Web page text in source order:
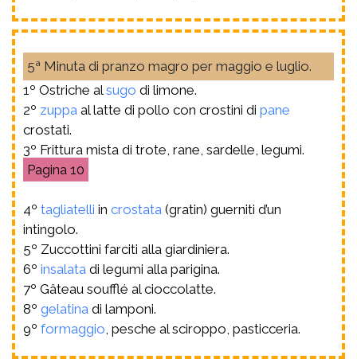
5ª Minuta di pranzo magro per maggio e luglio.
1º Ostriche alsugo di limone.
2º zuppa al latte di pollo con crostini di pane
crostati.
3º Frittura mista di trote, rane, sardelle, legumi.
10
4º tagliatelli in crostata (gratin) guerniti d’un
intingolo.
5º Zuccottini farciti alla giardiniera.
6º insalata di legumi alla parigina.
7º Gâteau soufflé al cioccolatte.
8º gelatina di lamponi.
9º formaggio , pesche al sciroppo, pasticceria.